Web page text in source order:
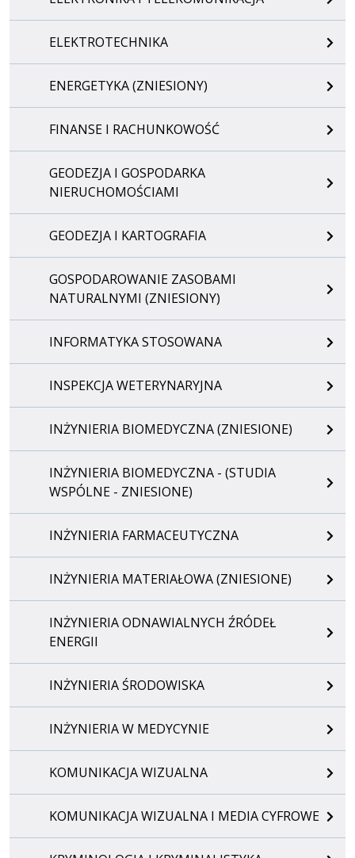
ELEKTROTECHNIKA
ENERGETYKA (ZNIESIONY)
FINANSE I RACHUNKOWOŚĆ
GEODEZJA I GOSPODARKA
NIERUCHOMOŚCIAMI
GEODEZJA I KARTOGRAFIA
GOSPODAROWANIE ZASOBAMI
NATURALNYMI (ZNIESIONY)
INFORMATYKA STOSOWANA
INSPEKCJA WETERYNARYJNA
INŻYNIERIA BIOMEDYCZNA (ZNIESIONE)
INŻYNIERIA BIOMEDYCZNA - (STUDIA
WSPÓLNE - ZNIESIONE)
INŻYNIERIA FARMACEUTYCZNA
INŻYNIERIA MATERIAŁOWA (ZNIESIONE)
INŻYNIERIA ODNAWIALNYCH ŹRÓDEŁ
ENERGII
INŻYNIERIA ŚRODOWISKA
INŻYNIERIA W MEDYCYNIE
KOMUNIKACJA WIZUALNA
KOMUNIKACJA WIZUALNA I MEDIA CYFROWE